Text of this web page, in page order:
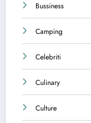
Bussiness
Camping
Celebriti
Culinary
Culture